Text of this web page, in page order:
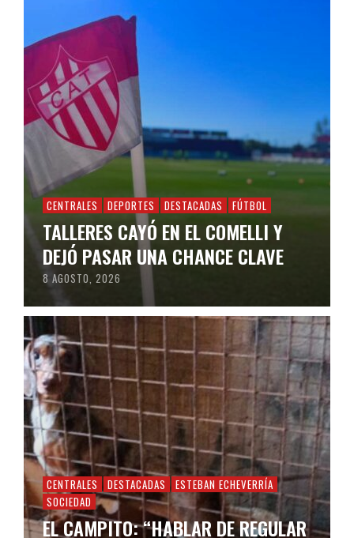
CENTRALES DEPORTES DESTACADAS FÚTBOL
TALLERES CAYÓ EN EL COMELLI Y
DEJÓ PASAR UNA CHANCE CLAVE
8 AGOSTO, 2026
CENTRALES DESTACADAS
ESTEBAN ECHEVERRÍA
SOCIEDAD
EL CAMPITO: “HABLAR DE REGULAR